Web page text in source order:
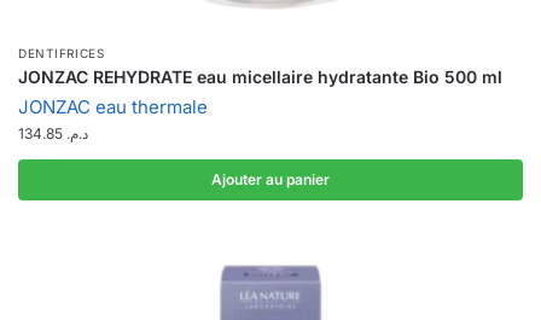
DENTIFRICES
JONZAC REHYDRATE eau micellaire hydratante Bio 500 ml
JONZAC eau thermale
د.م.
Ajouter au panier